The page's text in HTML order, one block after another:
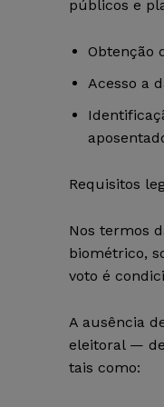
públicos e
Obtenção
Acesso a
Requisitos
Nos termos
biométrico,
voto é
A ausência
eleitoral —
tais como: